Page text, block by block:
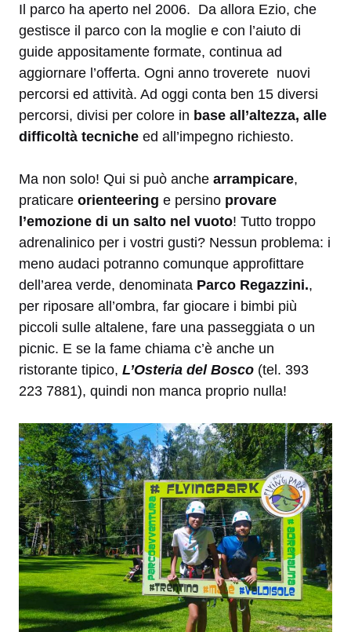
Il parco ha aperto nel 2006. Da allora Ezio, che
gestisce il parco con la moglie e con l’aiuto di
guide appositamente formate, continua ad
aggiornare l’offerta. Ogni anno troverete nuovi
percorsi ed attività. Ad oggi conta ben 15 diversi
percorsi, divisi per colore in base all’altezza, alle
difficoltà tecniche ed all’impegno richiesto.
Ma non solo! Qui si può anche arrampicare,
praticare orienteering e persino provare
l’emozione di un salto nel vuoto! Tutto troppo
adrenalinico per i vostri gusti? Nessun problema: i
meno audaci potranno comunque approfittare
dell’area verde, denominata Parco Regazzini.,
per riposare all’ombra, far giocare i bimbi più
piccoli sulle altalene, fare una passeggiata o un
picnic. E se la fame chiama c’è anche un
ristorante tipico, L’Osteria del Bosco (tel. 393
223 7881), quindi non manca proprio nulla!